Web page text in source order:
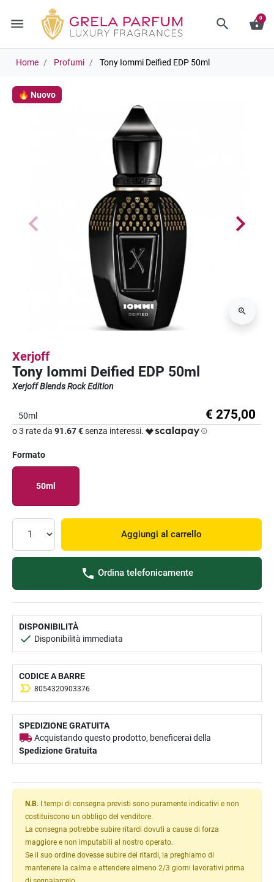
menu search shopping_basket
0
Home Profumi Tony Iommi Deified EDP 50ml
🔥 Nuovo
Xerjoff
Tony Iommi Deified EDP 50ml
Xerjoff Blends Rock Edition
50ml € 275,00
o 3 rate da 91.67 €senza interessi.
Formato
50ml
Aggiungi al carrello
Ordina telefonicamente
DISPONIBILITÀ
Disponibilità immediata
CODICE A BARRE
8054320903376
SPEDIZIONE GRATUITA
Acquistando questo prodotto, beneficerai della
Spedizione Gratuita
N.B. I tempi di consegna previsti sono puramente indicativi e non
costituiscono un obbligo del venditore.
La consegna potrebbe subire ritardi dovuti a cause di forza
maggiore e non imputabili al nostro operato.
Se il suo ordine dovesse subire dei ritardi, la preghiamo di
mantenere la calma e attendere almeno 2/3 giorni lavorativi prima